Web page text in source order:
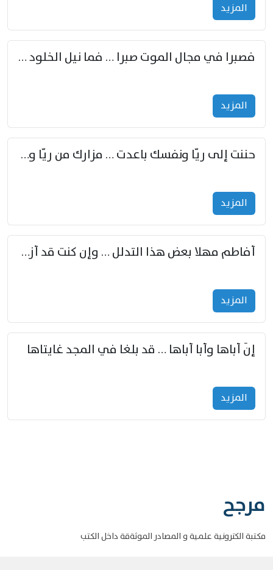
المزید
فصبرا في مجال الموت صبرا … فما نيل الخلود بمستطاع
المزید
حننت إلى ريّا ونفسك باعدت … مزارك من ريّا وشعباكما معا
المزید
أفاطم مهلا بعض هذا التدلل … وإن كنت قد أزمعت صرمي فأجملي
المزید
إنّ أباها وأبا أباها … قد بلغا في المجد غايتاها
المزید
مرجح
مكتبة الكترونية علمية و المصادر الموثةقة داخل الكتب